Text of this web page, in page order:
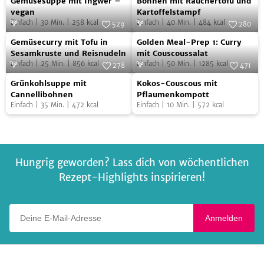
mit
Ingwer
–
vegan
vegan
Einfach 30 Min. 258 kcal
mit
Räuchertofu
und
Kartoffelstampf
Kartoffelstampf
Einfach 40 Min. 484 kcal
Gemüsecurry
mit
Tofu
in
Sesamkruste
und
Foto:SevenCooks
529
Gemüsecurry mit Tofu in
Sesamkruste und Reisnudeln
Einfach 25 Min. 856 kcal
Golden
Meal-
Prep
1:
Curry
mit
280
Golden Meal-Prep 1: Curry
mit Couscoussalat
Einfach 50 Min. 1285 kcal
Grünkohlsuppe
mit
Cannellibohnen
Foto:
278
Grünkohlsuppe mit
Cannellibohnen
Einfach 35 Min. 472 kcal
Kokos-
Couscous
mit
Foto:
471
Kokos-Couscous mit
Pflaumenkompott
Einfach 10 Min. 572 kcal
Hungrig geworden? Lass dich von wöchentlichen
Rezept-Highlights inspirieren!
Anmelden